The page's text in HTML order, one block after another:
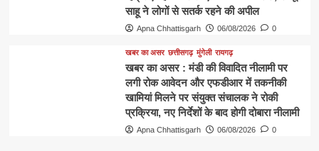
साहू ने लोगों से सतर्क रहने की अपील
Apna Chhattisgarh 06/08/2026 0
खबर का असर छत्तीसगढ़ मुंगेली रायगढ़
खबर का असर : मंडी की विवादित नीलामी पर
लगी रोक आवेदन और एफडीआर में तकनीकी
खामियां मिलने पर संयुक्त संचालक ने रोकी
प्रक्रिया, नए निर्देशों के बाद होगी दोबारा नीलामी
Apna Chhattisgarh 06/08/2026 0